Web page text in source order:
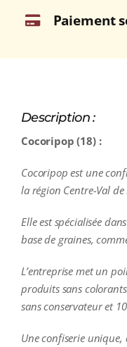
Paiement
Description :
Cocoripop (18) :
Cocoripop est une
la région Centre-Val de
Elle est spécialisée
base de graines,
L’entreprise met un
produits sans
sans conservateur et
Une confiserie